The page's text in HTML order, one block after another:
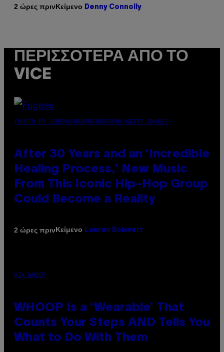
2 ώρες πρινΚείμενο Denny Connolly
ΠΕΡΙΣΣΌΤΕΡΑ ΑΠΌ ΤΟ
VICE
(PHOTO BY JEREMYCHANPHOTOGRAPHY/GETTY IMAGES)
After 30 Years and an ‘Incredible
Healing Process,’ New Music
From This Iconic Hip-Hop Group
Could Become a Reality
2 ώρες πρινΚείμενο Lauren Boisvert
VIA WHOOP
WHOOP Is a ‘Wearable’ That
Counts Your Steps AND Tells You
What to Do With Them